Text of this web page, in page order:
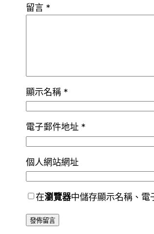
留言 *
顯示名稱 *
電子郵件地址 *
個人網站網址
在瀏覽器中儲存顯示名稱、電